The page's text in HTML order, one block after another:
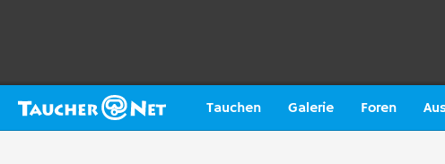
Tauchen Galerie Foren